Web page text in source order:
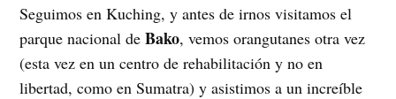
Seguimos en Kuching, y antes de irnos visitamos el
parque nacional deBako, vemos orangutanes otra vez
(esta vez en un centro de rehabilitación y no en
libertad, como en Sumatra) y asistimos a un increíble